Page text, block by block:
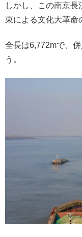
しかし、この南京
東による文化大革命
全長は6,772mで、
う。